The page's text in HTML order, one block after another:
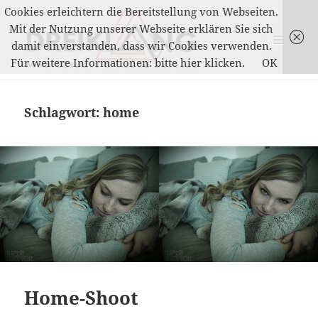
MENÜ
UND
Schlagwort:home
Home-Shoot
Cookies erleichtern die Bereitstellung von Webseiten.
Mit der Nutzung unserer Webseite erklären Sie sich
damit einverstanden, dass wir Cookies verwenden.
Für weitere Informationen: bitte hier klicken.
OK